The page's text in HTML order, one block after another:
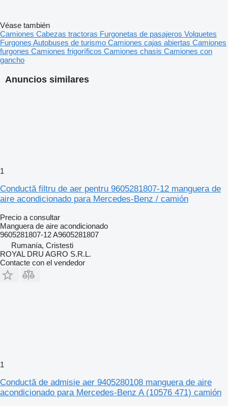
Anuncios similares
1
Conductă filtru de aer pentru 9605281807-12 manguera de
aire acondicionado para Mercedes-Benz / camión
Precio a consultar
Manguera de aire acondicionado
9605281807-12 A9605281807
Rumanía, Cristesti
ROYAL DRU AGRO S.R.L.
Contacte con el vendedor
1
Conductă de admisie aer 9405280108 manguera de aire
acondicionado para Mercedes-Benz A (10576 471) camión
Véase también
Camiones Cabezas tractoras Furgonetas de pasajeros Volquetes
Furgones Autobuses de turismo Camiones cajas abiertas Camiones
furgones Camiones frigoríficos Camiones chasis Camiones con
gancho